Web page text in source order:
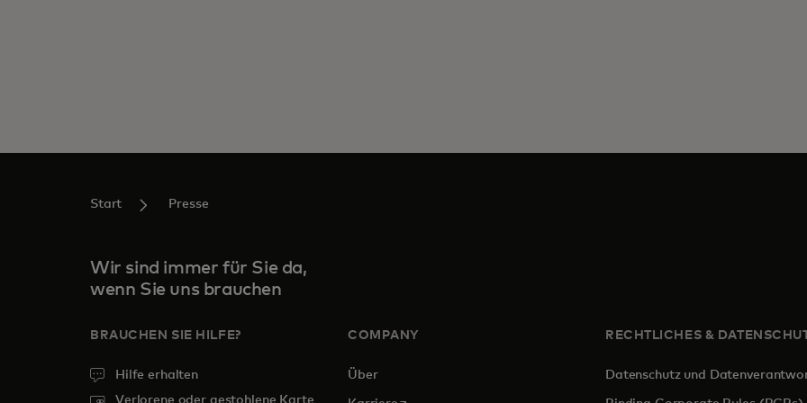
Start Presse
Wir sind immer für Sie da,
wenn Sie uns brauchen
BRAUCHEN SIE HILFE?
Hilfe erhalten
Verlorene oder gestohlene Karte
COMPANY
Über
RECHTLICHES &
Datenschutz und